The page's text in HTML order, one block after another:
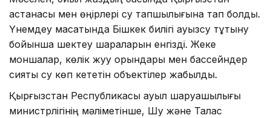
астанасы мен өңірлері су тапшылығына тап болды.
Үнемдеу мақсатында Бішкек билігі ауызсу тұтыну
бойынша шектеу шараларын енгізді. Жеке
моншалар, көлік жуу орындары мен бассейндер
сияқты су көп кететін объектілер жабылды.
Қырғызстан Республикасы ауыл шаруашылығы
министрлігінің мәліметінше, Шу және Талас